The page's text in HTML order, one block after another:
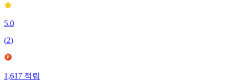
5.0
(2)
1,617적립